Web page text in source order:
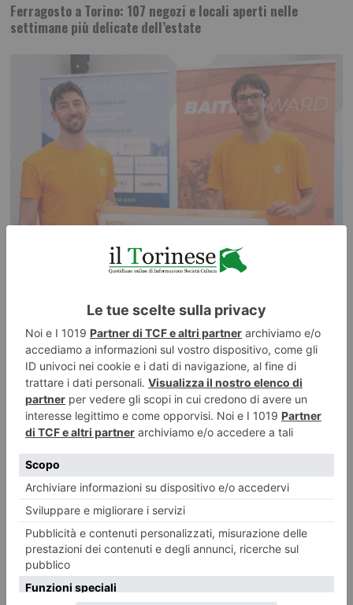
Ferragosto a Torino: 107 negozi e locali aperti nelle
settimane più delicate dell’estate
7 AGOSTO 2026
Dal Politecnico di Torino arriva il motore elettrico del
futuro